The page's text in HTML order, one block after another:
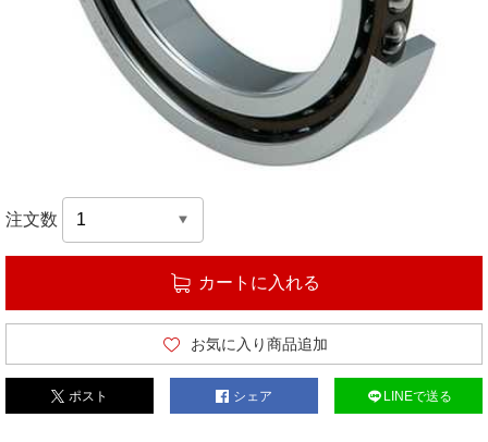
注文数
カートに入れる
お気に入り商品追加
ポスト シェア LINEで送る